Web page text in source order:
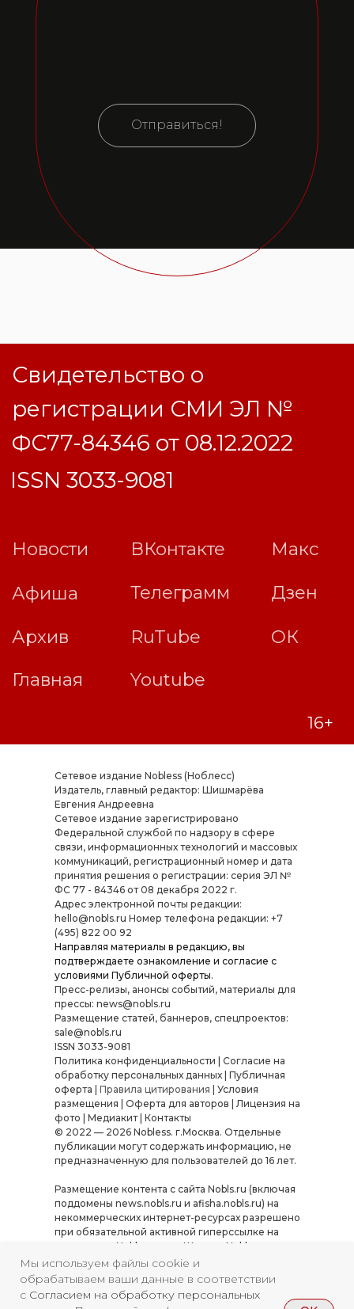
Мы используем файлы cookie и
обрабатываем ваши данные в соответствии
с Согласием на обработку персональных
Отправиться!
Сетевое издание Nobless (Ноблесс)
Издатель, главный редактор: Шишмарёва
Евгения Андреевна
Cетевое издание зарегистрировано
Федеральной службой по надзору в сфере
связи, информационных технологий и массовых
коммуникаций, регистрационный номер и дата
принятия решения о регистрации: серия ЭЛ №
ФС 77 - 84346 от 08 декабря 2022 г.
Адрес электронной почты редакции:
hello@nobls.ru Номер телефона редакции: +7
(495) 822 00 92
Направляя материалы в редакцию, вы
подтверждаете ознакомление и согласие с
условиями Публичной оферты.
Пресс-релизы, анонсы событий, материалы для
прессы: news@nobls.ru
Размещение статей, баннеров, спецпроектов:
sale@nobls.ru
ISSN 3033-9081
Политика конфиденциальности
Согласие на
обработку персональных данных| Публичная
оферта
Правила цитирования
Условия
размещения
Оферта для авторов |Лицензия на
фото
Медиакит| Контакты
© 2022 — 2026 Nobless. г.Москва. Отдельные
публикации могут содержать информацию, не
предназначенную для пользователей до 16 лет.
Размещение контента с сайта Nobls.ru (включая
поддомены news.nobls.ru и afisha.nobls.ru) на
некоммерческих интернет-ресурсах разрешено
при обязательной активной гиперссылке на
источник — Nobls.ru или «Журнал Nobless».
Использование материалов в коммерческих
целях, а также их копирование, переработка или
распространение в иных форматах требуют
письменного согласования. Нарушение условий